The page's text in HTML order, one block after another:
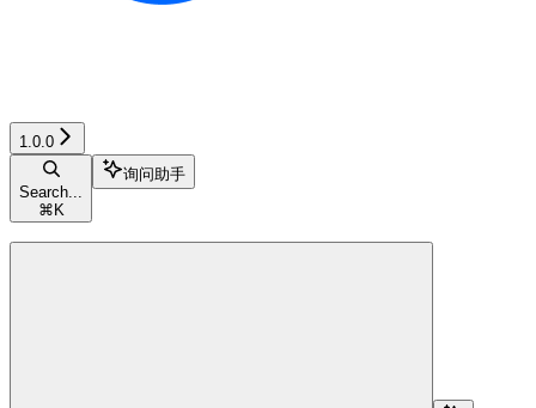
1.0.0
Search...
⌘ K
询问助手